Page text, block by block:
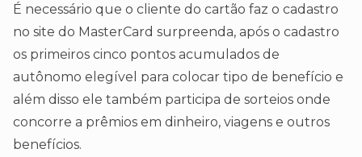
É necessário que o cliente do cartão faz o cadastro
no site do MasterCard surpreenda, após o cadastro
os primeiros cinco pontos acumulados de
autônomo elegível para colocar tipo de benefício e
além disso ele também participa de sorteios onde
concorre a prêmios em dinheiro, viagens e outros
benefícios.